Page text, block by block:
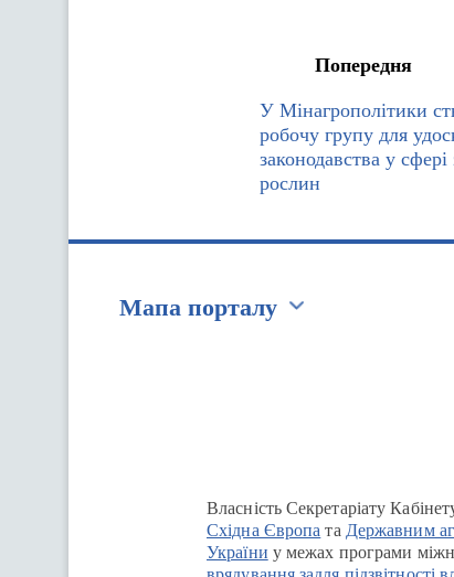
Попередня
У Мінагрополітики
робочу групу для
законодавства у сфері
рослин
Мапа порталу
Власність Секретаріату
Східна Європа та Державним
України у межах програми